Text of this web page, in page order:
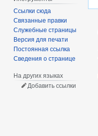
Ссылки сюда
Связанные правки
Служебные страницы
Версия для печати
Постоянная ссылка
Сведения о странице
На других языках
Добавить ссылки